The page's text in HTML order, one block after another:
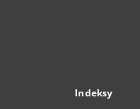
Indeksy